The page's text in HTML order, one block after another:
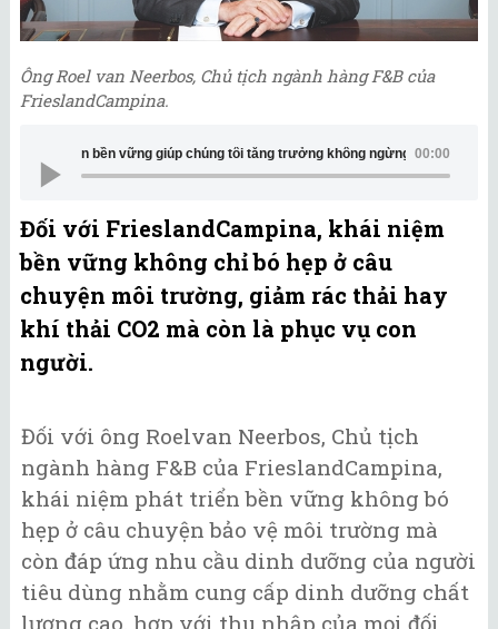
Ông Roel van Neerbos, Chủ tịch ngành hàng F&B của
FrieslandCampina.
00:00
F&B, Tập đoàn FrieslandCampina: Phát triển bền vững giúp chúng tôi tăng
Đối với FrieslandCampina, khái niệm
bền vững không chỉ bó hẹp ở câu
chuyện môi trường, giảm rác thải hay
khí thải CO2 mà còn là phục vụ con
người.
Đối với ông Roelvan Neerbos, Chủ tịch
ngành hàng F&B của FrieslandCampina,
khái niệm phát triển bền vững không bó
hẹp ở câu chuyện bảo vệ môi trường mà
còn đáp ứng nhu cầu dinh dưỡng của người
tiêu dùng nhằm cung cấp dinh dưỡng chất
lượng cao, hợp với thu nhập của mọi đối